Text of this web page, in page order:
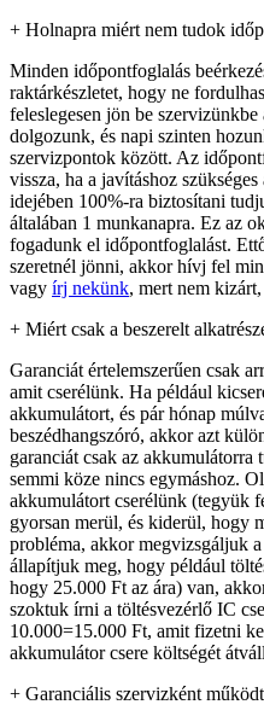
+ Holnapra miért nem tudok
Minden időpontfoglalás
raktárkészletet, hogy ne
feleslegesen jön be
dolgozunk, és napi szinten
szervizpontok között. Az
vissza, ha a javításhoz
idejében 100%-ra biztosítani
általában 1 munkanapra. Ez az
fogadunk el időpontfoglalást.
szeretnél jönni, akkor hívj fel
vagy írj nekünk, mert nem
+ Miért csak a beszerelt
Garanciát értelemszerűen csak
amit cserélünk. Ha például
akkumulátort, és pár hónap
beszédhangszóró, akkor azt
garanciát csak az
semmi köze nincs egymáshoz.
akkumulátort cserélünk (tegyük
gyorsan merül, és kiderül, hogy
probléma, akkor megvizsgáljuk
állapítjuk meg, hogy például
hogy 25.000 Ft az ára) van,
szoktuk írni a töltésvezérlő IC
10.000=15.000 Ft, amit fizetni
akkumulátor csere költségét
+ Garanciális szervizként